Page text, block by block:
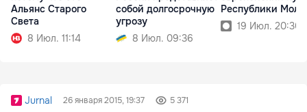
Альянс Старого
Света
8 Июл. 11:14
собой долгосрочную
угрозу
8 Июл. 09:36
Республики
19 Июл. 20:30
Jurnal 26 января 2015, 19:37 5 371